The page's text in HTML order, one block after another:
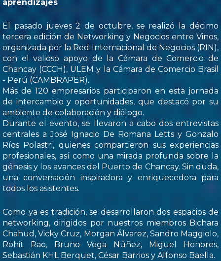
aprendizajes
El pasado jueves 2 de octubre, se realizó la décimo
tercera edición de Networking y Negocios entre Vinos,
organizada por la Red Internacional de Negocios (RIN),
con el valioso apoyo de la Cámara de Comercio de
Chancay (CCCH), ULEM y la Cámara de Comercio Brasil
- Perú (CAMBRAPER).
Más de 120 empresarios participaron en esta jornada
de intercambio y oportunidades, que destacó por su
ambiente de colaboración y diálogo.
Durante el evento, se llevaron a cabo dos entrevistas
centrales a José Ignacio De Romana Letts y Gonzalo
Ríos Polastri, quienes compartieron sus experiencias
profesionales, así como una mirada profunda sobre la
génesis y los avances del Puerto de Chancay. Sin duda,
una conversación inspiradora y enriquecedora para
todos los asistentes.
Como ya es tradición, se desarrollaron dos espacios de
networking, dirigidos por nuestros miembros Bichara
Chahud, Vicky Cruz, Morgan Álvarez, Sandro Maggiolo,
Rohit Rao, Bruno Vega Núñez, Miguel Honores,
Sebastián KHL Berquet, César Barrios y Alfonso Baella.